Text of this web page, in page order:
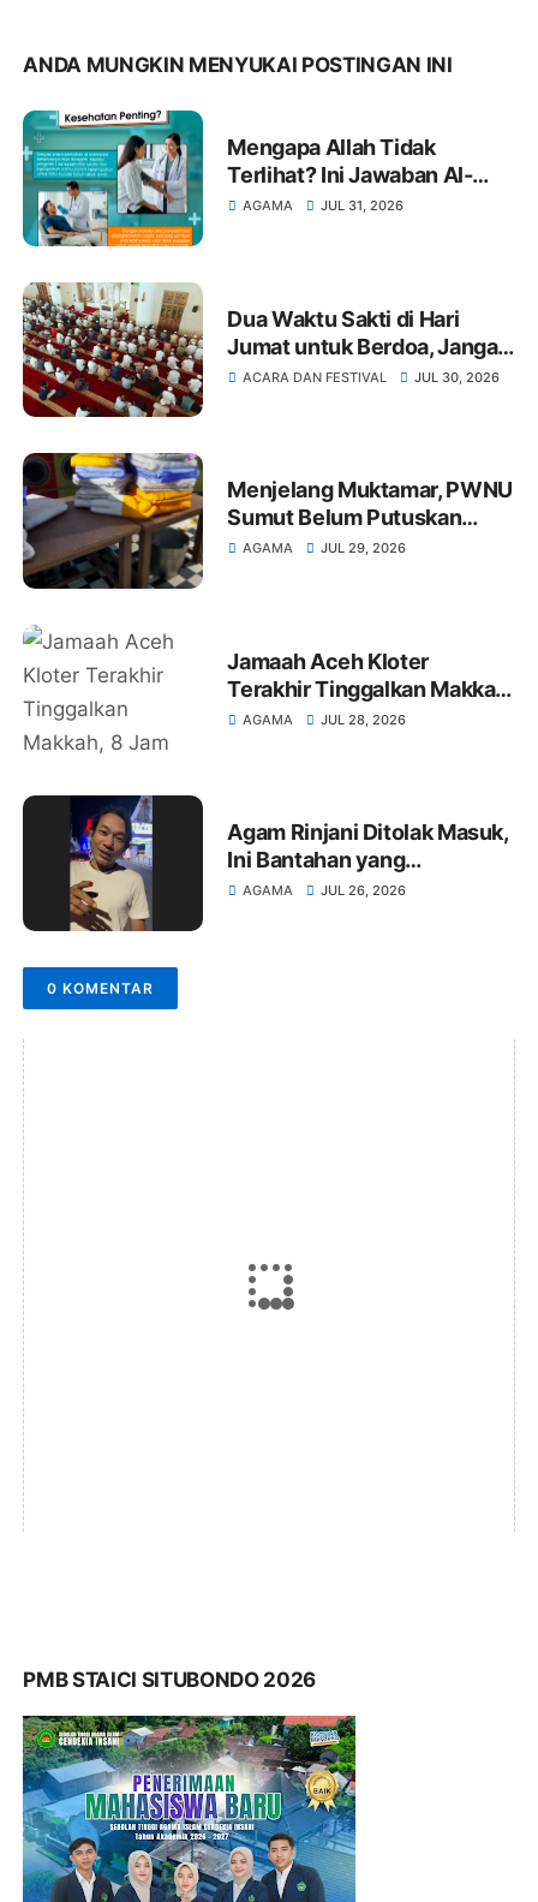
ANDA MUNGKIN MENYUKAI POSTINGAN INI
Mengapa Allah Tidak
Terlihat? Ini Jawaban Al-
Qur'an dan Hadits dalam
AGAMA JUL 31, 2026
Dua Waktu Sakti di Hari
Jumat untuk Berdoa, Jangan
Terlewat!
ACARA DAN FESTIVAL JUL 30, 2026
Menjelang Muktamar, PWNU
Sumut Belum Putuskan
Dukungan, Ajak PCNU Tetap
AGAMA JUL 29, 2026
Jamaah Aceh Kloter
Terakhir Tinggalkan Makkah,
8 Jam Sebelum
AGAMA JUL 28, 2026
Agam Rinjani Ditolak Masuk,
Ini Bantahan yang
Menggemparkan
AGAMA JUL 26, 2026
0 KOMENTAR
PMB STAICI SITUBONDO 2026